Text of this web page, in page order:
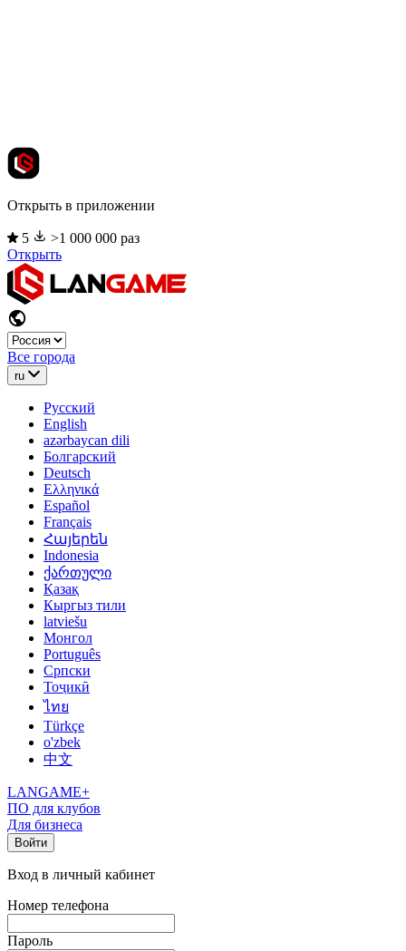
Открыть в приложении
5
>1 000 000 раз
Открыть
Все города
ru
Русский
English
azərbaycan dili
Болгарский
Deutsch
Ελληνικά
Español
Français
Հայերեն
Indonesia
ქართული
Қазақ
Кыргыз тили
latviešu
Монгол
Português
Српски
Тоҷикӣ
ไทย
Türkçe
o'zbek
中文
LANGAME+
ПО для клубов
Для бизнеса
Войти
Вход в личный кабинет
Номер телефона
Пароль